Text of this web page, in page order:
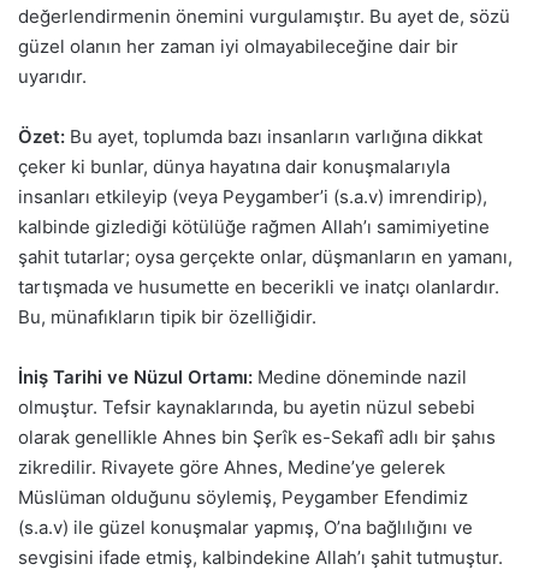
değerlendirmenin önemini vurgulamıştır. Bu ayet de, sözü
güzel olanın her zaman iyi olmayabileceğine dair bir
uyarıdır.
Özet: Bu ayet, toplumda bazı insanların varlığına dikkat
çeker ki bunlar, dünya hayatına dair konuşmalarıyla
insanları etkileyip (veya Peygamber’i (s.a.v) imrendirip),
kalbinde gizlediği kötülüğe rağmen Allah’ı samimiyetine
şahit tutarlar; oysa gerçekte onlar, düşmanların en yamanı,
tartışmada ve husumette en becerikli ve inatçı olanlardır.
Bu, münafıkların tipik bir özelliğidir.
İniş Tarihi ve Nüzul Ortamı: Medine döneminde nazil
olmuştur. Tefsir kaynaklarında, bu ayetin nüzul sebebi
olarak genellikle Ahnes bin Şerîk es-Sekafî adlı bir şahıs
zikredilir. Rivayete göre Ahnes, Medine’ye gelerek
Müslüman olduğunu söylemiş, Peygamber Efendimiz
(s.a.v) ile güzel konuşmalar yapmış, O’na bağlılığını ve
sevgisini ifade etmiş, kalbindekine Allah’ı şahit tutmuştur.